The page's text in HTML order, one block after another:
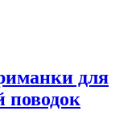
для
поводок